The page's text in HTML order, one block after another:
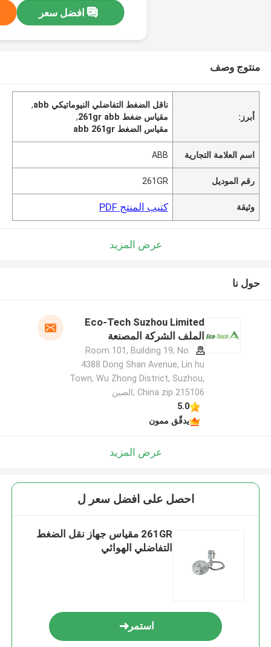
افضل سعر
منتوج وصف
أبرز:
ناقل الضغط التفاضلي النيوماتيكي abb
,
مقياس ضغط 261gr abb
,
مقياس الضغط abb 261gr
اسم العلامة التجارية ABB
رقم الموديل 261GR
وثيقة كتيب المنتج PDF
عرض المزيد
حول نا
Eco-Tech Suzhou Limited
الملف الشركة المصنعة
Room 101, Building 19, No.
4388 Dong Shan Avenue, Lin hu
Town, Wu Zhong District, Suzhou,
China zip 215106 ,الصين
5.0
يدقّق ممون
عرض المزيد
احصل على افضل سعر ل
261GR مقياس جهاز نقل الضغط
التفاضلي الهوائي
استمر